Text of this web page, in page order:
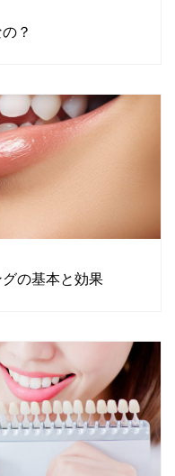
？
の基本と効果